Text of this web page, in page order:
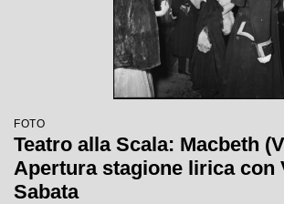
FOTO
Teatro alla Scala: Macbeth
Apertura stagione lirica con
Sabata